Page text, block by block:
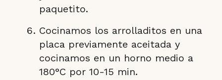
paquetito.
Cocinamos los arrolladitos en una
placa previamente aceitada y
cocinamos en un horno medio a
180°C por 10-15 min.